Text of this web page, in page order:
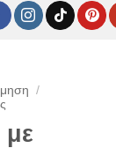
/
με